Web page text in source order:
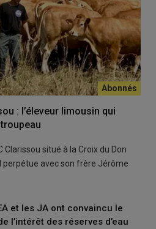
: l’éleveur limousin qui
Clarissou situé à la Croix du Don
perpétue avec son frère Jérôme
et les JA ont convaincu le
l’intérêt des réserves d’eau